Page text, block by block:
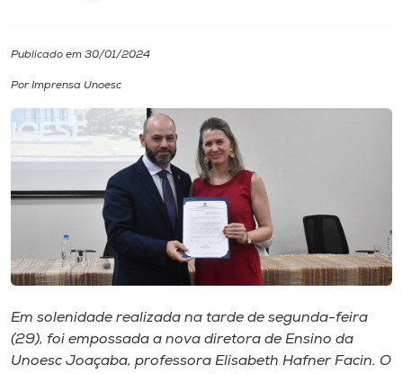
Internacionalização
I.nova
Cultura
CPA
Biblioteca
Publicado em 30/01/2024
Por Imprensa Unoesc
Em solenidade realizada na tarde de segunda-feira
(29), foi empossada a nova diretora de Ensino da
Unoesc Joaçaba, professora Elisabeth Hafner Facin. O